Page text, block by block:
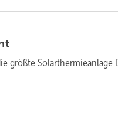
größte Solarthermieanlage